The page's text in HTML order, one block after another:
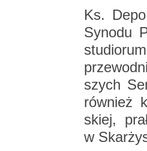
Ks.
Sy­no­du
szych
rów­nież
skiej,
w